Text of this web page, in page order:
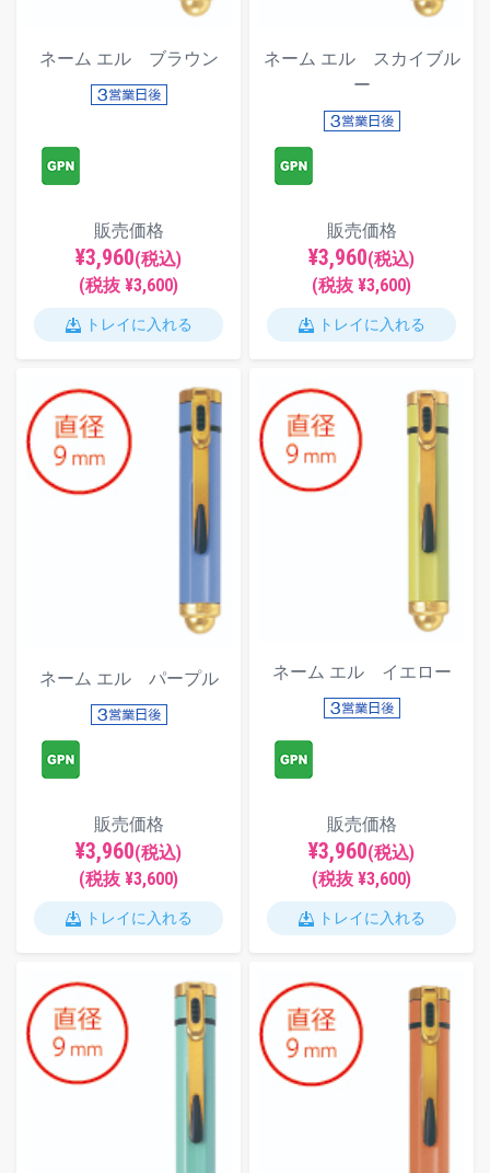
ネーム エル ブラウン
販売価格
¥3,960(税込)
(税抜 ¥3,600)
トレイに入れる
ネーム エル スカイブル
ー
販売価格
¥3,960(税込)
(税抜 ¥3,600)
トレイに入れる
ネーム エル パープル
販売価格
¥3,960(税込)
(税抜 ¥3,600)
トレイに入れる
ネーム エル イエロー
販売価格
¥3,960(税込)
(税抜 ¥3,600)
トレイに入れる